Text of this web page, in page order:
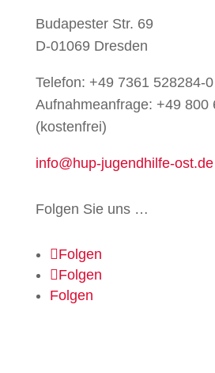
Budapester Str. 69
D-01069 Dresden
Telefon: +49 7361 528284-0
Aufnahmeanfrage: +49 800
(kostenfrei)
info@hup-jugendhilfe-ost.de
Folgen Sie uns …
Folgen
Folgen
Folgen